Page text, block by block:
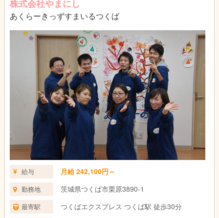
株式会社やまにし
あくらーきっずすまいるつくば
給与 月給 242,100円～
勤務地 茨城県つくば市栗原3890-1
最寄駅 つくばエクスプレス つくば駅 徒歩30分